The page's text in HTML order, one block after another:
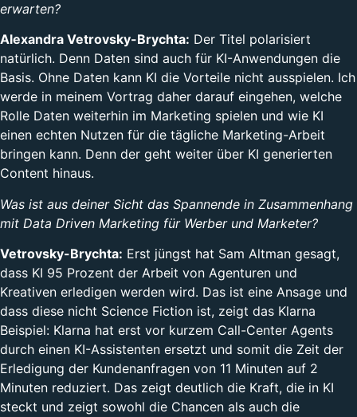
erwarten?
Alexandra Vetrovsky-Brychta: Der Titel polarisiert
natürlich. Denn Daten sind auch für KI-Anwendungen die
Basis. Ohne Daten kann KI die Vorteile nicht ausspielen. Ich
werde in meinem Vortrag daher darauf eingehen, welche
Rolle Daten weiterhin im Marketing spielen und wie KI
einen echten Nutzen für die tägliche Marketing-Arbeit
bringen kann. Denn der geht weiter über KI generierten
Content hinaus.
Was ist aus deiner Sicht das Spannende in Zusammenhang
mit Data Driven Marketing für Werber und Marketer?
Vetrovsky-Brychta: Erst jüngst hat Sam Altman gesagt,
dass KI 95 Prozent der Arbeit von Agenturen und
Kreativen erledigen werden wird. Das ist eine Ansage und
dass diese nicht Science Fiction ist, zeigt das Klarna
Beispiel: Klarna hat erst vor kurzem Call-Center Agents
durch einen KI-Assistenten ersetzt und somit die Zeit der
Erledigung der Kundenanfragen von 11 Minuten auf 2
Minuten reduziert. Das zeigt deutlich die Kraft, die in KI
steckt und zeigt sowohl die Chancen als auch die